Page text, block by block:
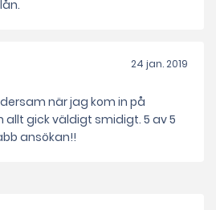
24 jan. 2019
när jag kom in på
gick väldigt smidigt. 5 av 5
ansökan!!